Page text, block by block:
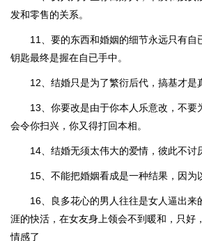
发和零售的关系。
11、要的东西和婚姻的细节永远只有自
钥匙最终是握在自已手中。
12、结婚只是为了繁衍后代，搞基才是
13、你要改是由于你本人乐意改，不要
会令你扫兴，你又得打回本相。
14、结婚无须太伟大的爱情，彼此不讨
15、不能把婚姻看成是一种结果，因为
16、良多花心的男人往往是女人逼出来
涯的快活，在女友身上领会不到暖和，只好
情感了